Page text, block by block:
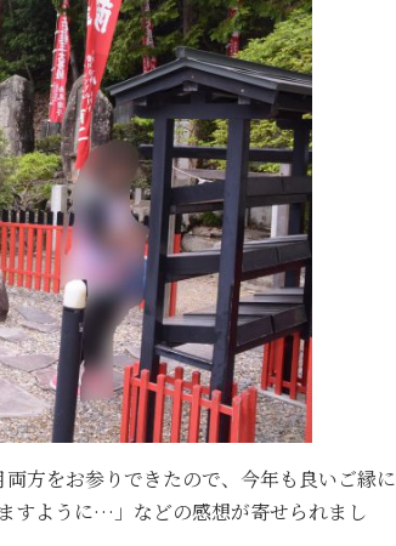
方をお参りできたので、今年も良いご縁に
すように…」などの感想が寄せられまし